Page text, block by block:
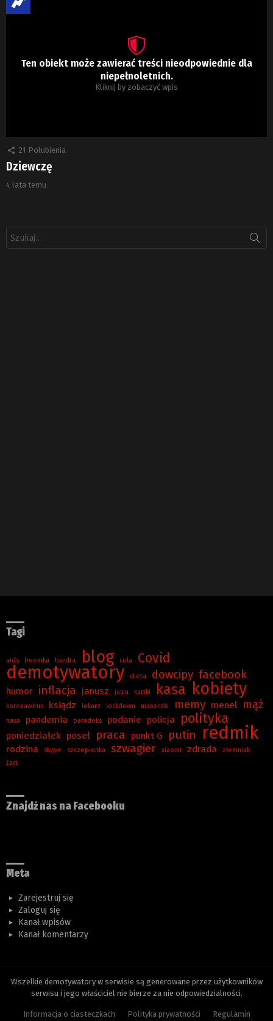
Ten obiekt może zawierać treści nieodpowiednie dla
niepełnoletnich.
Kliknij by zobaczyć wpis
21 Polubienia
Dziewczę
4 lata temu
Tagi
aids beemka biedra blog cola Covid
demotywatory dieta dowcipy facebook
humor inflacja janusz jasiu kartki kasa kobiety
koronawirus ksiądz lekarz lockdown maseczki memy menel mąż
nasa pandemia paradoks podanie policja polityka
poniedziałek poseł praca punkt G putin redmik
rodzina skype szczepionka szwagier xiaomi zdrada
ziemniak
żart
Znajdź nas na Facebooku
Meta
Zarejestruj się
Zaloguj się
Kanał wpisów
Kanał komentarzy
Wszelkie demotywatory w serwisie są generowane przez użytkowników
serwisu i jego właściciel nie bierze za nie odpowiedzialności.
Informacja o ciasteczkach Polityka prywatności Regulamin